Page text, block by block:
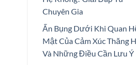
Chuyên Gia
Ấn Bụng Dưới Khi Quan
Mật Của Cảm Xúc Thăng
Và Những Điều Cần Lưu Ý